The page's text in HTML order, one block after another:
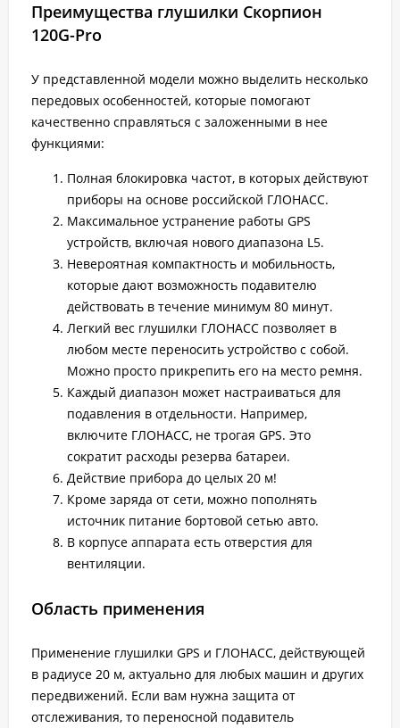
Преимущества глушилки Скорпион
120G-Pro
У представленной модели можно выделить несколько
передовых особенностей, которые помогают
качественно справляться с заложенными в нее
функциями:
Полная блокировка частот, в которых действуют
приборы на основе российской ГЛОНАСС.
Максимальное устранение работы GPS
устройств, включая нового диапазона L5.
Невероятная компактность и мобильность,
которые дают возможность подавителю
действовать в течение минимум 80 минут.
Легкий вес глушилки ГЛОНАСС позволяет в
любом месте переносить устройство с собой.
Можно просто прикрепить его на место ремня.
Каждый диапазон может настраиваться для
подавления в отдельности. Например,
включите ГЛОНАСС, не трогая GPS. Это
сократит расходы резерва батареи.
Действие прибора до целых 20 м!
Кроме заряда от сети, можно пополнять
источник питание бортовой сетью авто.
В корпусе аппарата есть отверстия для
вентиляции.
Область применения
Применение глушилки GPS и ГЛОНАСС, действующей
в радиусе 20 м, актуально для любых машин и других
передвижений. Если вам нужна защита от
отслеживания, то переносной подавитель